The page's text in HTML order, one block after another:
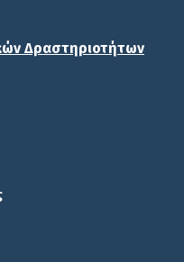
Δραστηριοτήτων